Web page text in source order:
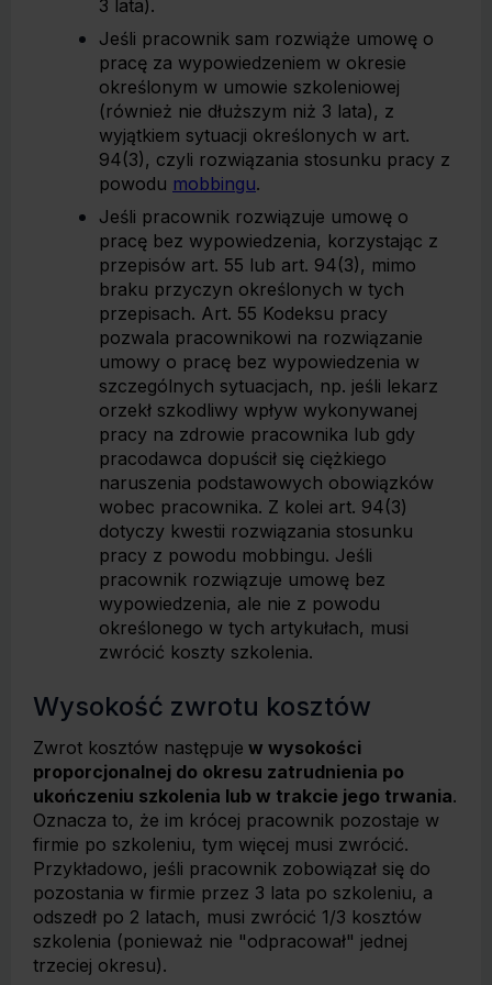
3 lata).
Jeśli pracownik sam rozwiąże umowę o
pracę za wypowiedzeniem w okresie
określonym w umowie szkoleniowej
(również nie dłuższym niż 3 lata), z
wyjątkiem sytuacji określonych w art.
94(3), czyli rozwiązania stosunku pracy z
powodu mobbingu.
Jeśli pracownik rozwiązuje umowę o
pracę bez wypowiedzenia, korzystając z
przepisów art. 55 lub art. 94(3), mimo
braku przyczyn określonych w tych
przepisach. Art. 55 Kodeksu pracy
pozwala pracownikowi na rozwiązanie
umowy o pracę bez wypowiedzenia w
szczególnych sytuacjach, np. jeśli lekarz
orzekł szkodliwy wpływ wykonywanej
pracy na zdrowie pracownika lub gdy
pracodawca dopuścił się ciężkiego
naruszenia podstawowych obowiązków
wobec pracownika. Z kolei art. 94(3)
dotyczy kwestii rozwiązania stosunku
pracy z powodu mobbingu. Jeśli
pracownik rozwiązuje umowę bez
wypowiedzenia, ale nie z powodu
określonego w tych artykułach, musi
zwrócić koszty szkolenia.
Wysokość zwrotu kosztów
Zwrot kosztów następuje w wysokości
proporcjonalnej do okresu zatrudnienia po
ukończeniu szkolenia lub w trakcie jego trwania.
Oznacza to, że im krócej pracownik pozostaje w
firmie po szkoleniu, tym więcej musi zwrócić.
Przykładowo, jeśli pracownik zobowiązał się do
pozostania w firmie przez 3 lata po szkoleniu, a
odszedł po 2 latach, musi zwrócić 1/3 kosztów
szkolenia (ponieważ nie "odpracował" jednej
trzeciej okresu).